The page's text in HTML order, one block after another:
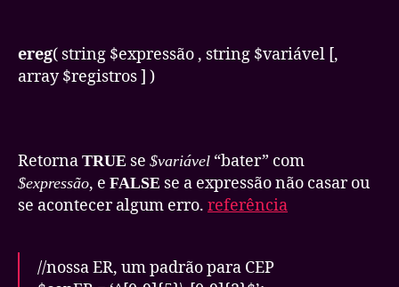
ereg( string $expressão , string $variável [,
array $registros] )
Retorna TRUE se $variável “bater” com
$expressão, e FALSE se a expressão não casar ou
se acontecer algum erro. referência
//nossa ER, um padrão para CEP